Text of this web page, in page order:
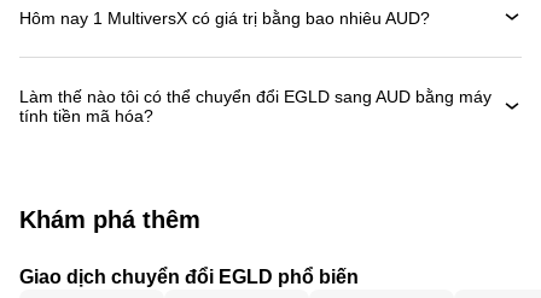
Hôm nay 1 MultiversX có giá trị bằng bao nhiêu AUD?
Làm thế nào tôi có thể chuyển đổi EGLD sang AUD bằng máy
tính tiền mã hóa?
Khám phá thêm
Giao dịch chuyển đổi EGLD phổ biến